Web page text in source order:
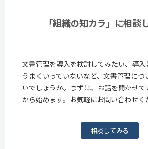
「組織の知カラ」に相談
文書管理を導入を検討してみたい、導
うまくいっていないなど、文書管理につ
いでしょうか。まずは、お話を聞かせて
から始めます。お気軽にお問い合わせく
相談してみる